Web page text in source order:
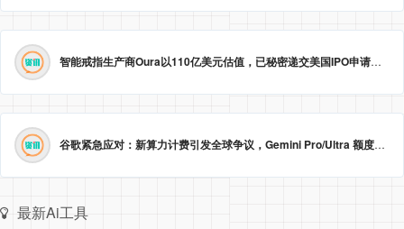
智能戒指生产商Oura以110亿美元估值，已秘密递交美国IPO申请。
谷歌紧急应对：新算力计费引发全球争议，Gemini Pro/Ultra 额度永久提升至3倍！
最新Ai工具